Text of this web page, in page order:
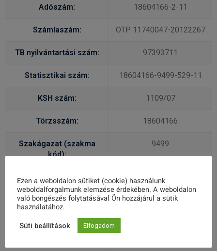
Adószám: 18604166-2-11
Számlaszám: OTP 11740047-20122267
TB nyilvántartási szám: 97393711
Statisztikai szám: 18604166-9499-529-11
KSH szám: 1109/07
Törzsszám: 18604166
Szakágazat (szakma
kód):
9499
Gazdálkodási forma: 529
Megyei kód: 11
Felnőttképzési
nyilvántartási szám:
Ezen a weboldalon sütiket (cookie) használunk
weboldalforgalmunk elemzése érdekében. A weboldalon
való böngészés folytatásával Ön hozzájárul a sütik
használatához.
Süti beállítások Elfogadom